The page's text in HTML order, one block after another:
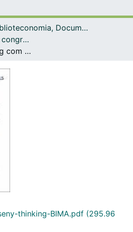
Navega per tot el DD
Com publicar
Biblioteconomia, Documentació i Comunicació Audiovisual
Comunicacions a congressos / Presentacions (Biblioteconomia, Documentació i Comunicació Audiovisual)
El Design Thinking com a procés de reflexió per a la remodelació de la biblioteca: el cas de la Biblioteca de la Facultat d’Informació i Mitjans Audiovisuals de la UB
thinking-BIMA.pdf (295.96